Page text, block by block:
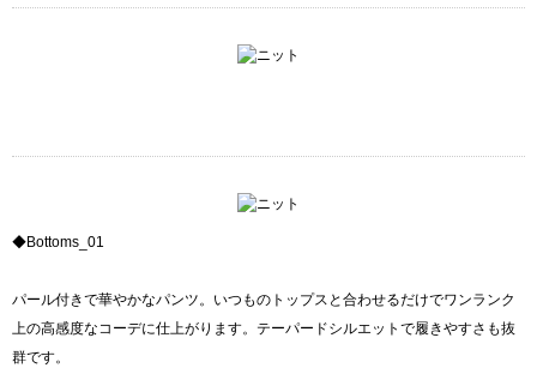
◆Bottoms_01
パール付きで華やかなパンツ。いつものトップスと合わせるだけでワンランク
上の高感度なコーデに仕上がります。テーパードシルエットで履きやすさも抜
群です。